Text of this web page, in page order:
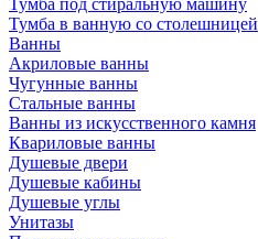
Тумба под стиральную машину
Тумба в ванную со столешницей
Ванны
Акриловые ванны
Чугунные ванны
Стальные ванны
Ванны из искусственного камня
Квариловые ванны
Душевые двери
Душевые кабины
Душевые углы
Унитазы